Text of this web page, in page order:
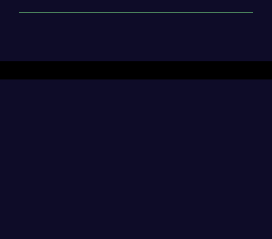
приложение с помощью API.
Разделы